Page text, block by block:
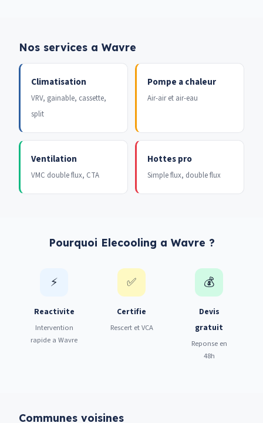
Nos services a Wavre
Climatisation
VRV, gainable, cassette,
split
Pompe a chaleur
Air-air et air-eau
Ventilation
VMC double flux, CTA
Hottes pro
Simple flux, double flux
Pourquoi Elecooling a Wavre ?
⚡
Reactivite
Intervention
rapide a Wavre
✅
Certifie
Rescert et VCA
💰
Devis
gratuit
Reponse en
48h
Communes voisines